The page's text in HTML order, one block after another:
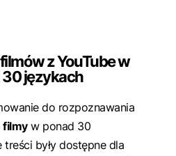
z YouTube w
językach
do rozpoznawania
filmyw ponad 30
były dostępne dla